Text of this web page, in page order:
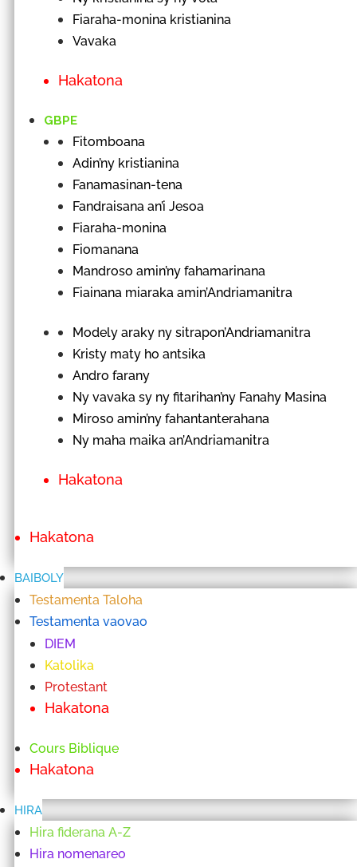
Fiaraha-monina kristianina
Vavaka
Hakatona
GBPE
Fitomboana
Adin’ny kristianina
Fanamasinan-tena
Fandraisana an’i Jesoa
Fiaraha-monina
Fiomanana
Mandroso amin’ny fahamarinana
Fiainana miaraka amin’Andriamanitra
Modely araky ny sitrapon’Andriamanitra
Kristy maty ho antsika
Andro farany
Ny vavaka sy ny fitarihan’ny Fanahy Masina
Miroso amin’ny fahantanterahana
Ny maha maika an’Andriamanitra
Hakatona
Hakatona
BAIBOLY
Testamenta Taloha
Testamenta vaovao
DIEM
Katolika
Protestant
Hakatona
Cours Biblique
Hakatona
HIRA
Hira fiderana A-Z
Hira nomenareo